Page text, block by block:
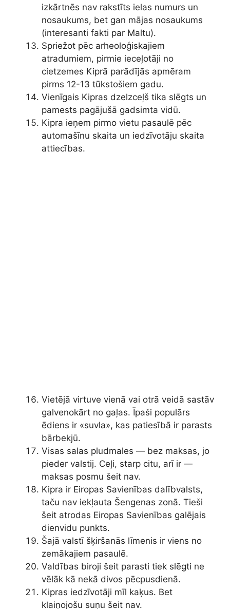
izkārtnēs nav rakstīts ielas numurs un
nosaukums, bet gan mājas nosaukums
(interesanti fakti par Maltu).
Spriežot pēc arheoloģiskajiem
atradumiem, pirmie ieceļotāji no
cietzemes Kiprā parādījās apmēram
pirms 12-13 tūkstošiem gadu.
Vienīgais Kipras dzelzceļš tika slēgts un
pamests pagājušā gadsimta vidū.
Kipra ieņem pirmo vietu pasaulē pēc
automašīnu skaita un iedzīvotāju skaita
attiecības.
Vietējā virtuve vienā vai otrā veidā sastāv
galvenokārt no gaļas. Īpaši populārs
ēdiens ir «suvla», kas patiesībā ir parasts
bārbekjū.
Visas salas pludmales — bez maksas, jo
pieder valstij. Ceļi, starp citu, arī ir —
maksas posmu šeit nav.
Kipra ir Eiropas Savienības dalībvalsts,
taču nav iekļauta Šengenas zonā. Tieši
šeit atrodas Eiropas Savienības galējais
dienvidu punkts.
Šajā valstī šķiršanās līmenis ir viens no
zemākajiem pasaulē.
Valdības biroji šeit parasti tiek slēgti ne
vēlāk kā nekā divos pēcpusdienā.
Kipras iedzīvotāji mīl kaķus. Bet
klaiņojošu suņu šeit nav.